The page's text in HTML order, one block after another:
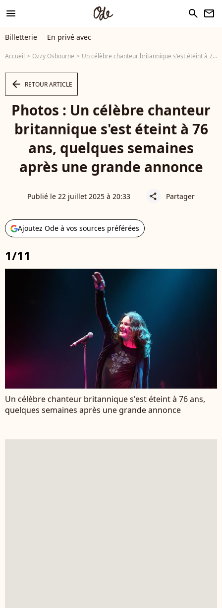
menu search newsletter
Billetterie En privé avec
Accueil Ozzy Osbourne Un célèbre chanteur britannique s'est éteint à 76 ans, quelques semaines après une grande annonce
arrow_left RETOUR ARTICLE
Photos : Un célèbre chanteur
britannique s'est éteint à 76
ans, quelques semaines
après une grande annonce
Publié le 22 juillet 2025 à 20:33 share Partager
Ajoutez Ode à vos sources préférées
1/11
Un célèbre chanteur britannique s'est éteint à 76 ans,
quelques semaines après une grande annonce